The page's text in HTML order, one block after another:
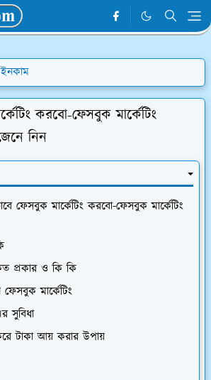
করবো-ফেসবুক মার্কেটিং
নিন
ফেসবুক মার্কেটিং করবো-ফেসবুক মার্কেটিং
প্রকার ও কি কি
মার্কেটিং
সুবিধা
টাকা আয় করার উপায়